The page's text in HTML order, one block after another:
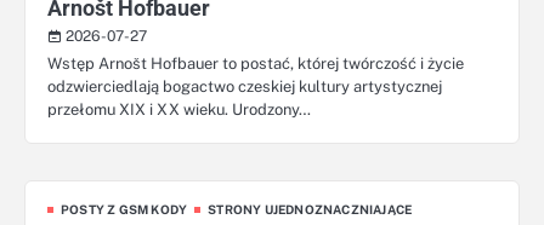
Arnošt Hofbauer
2026-07-27
Wstęp Arnošt Hofbauer to postać, której twórczość i życie
odzwierciedlają bogactwo czeskiej kultury artystycznej
przełomu XIX i XX wieku. Urodzony…
POSTY Z GSM KODY STRONY UJEDNOZNACZNIAJĄCE